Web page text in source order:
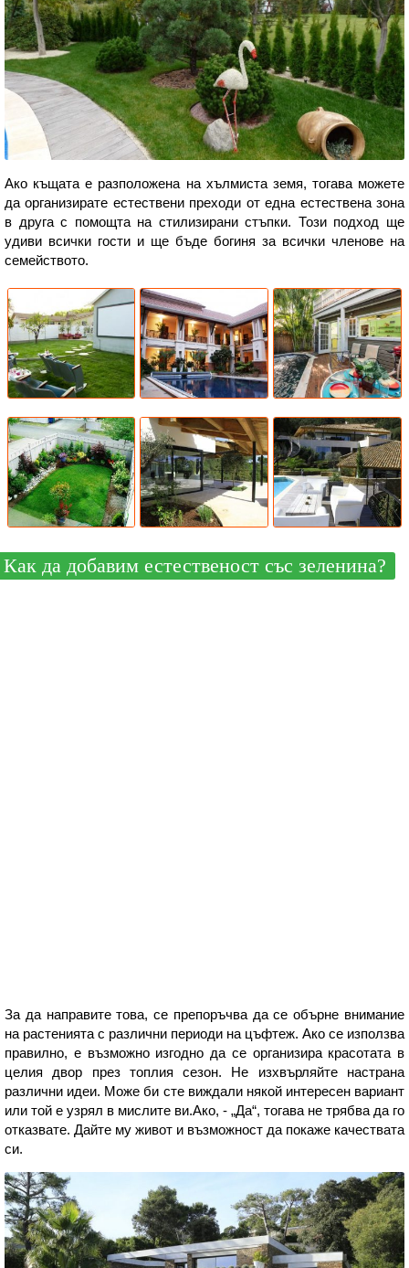
Ако къщата е разположена на хълмиста земя, тогава можете
да организирате естествени преходи от една естествена зона
в друга с помощта на стилизирани стъпки. Този подход ще
удиви всички гости и ще бъде богиня за всички членове на
семейството.
Как да добавим естественост със зеленина?
За да направите това, се препоръчва да се обърне внимание
на растенията с различни периоди на цъфтеж. Ако се използва
правилно, е възможно изгодно да се организира красотата в
целия двор през топлия сезон. Не изхвърляйте настрана
различни идеи. Може би сте виждали някой интересен вариант
или той е узрял в мислите ви.Ако, - „Да“, тогава не трябва да го
отказвате. Дайте му живот и възможност да покаже качествата
си.